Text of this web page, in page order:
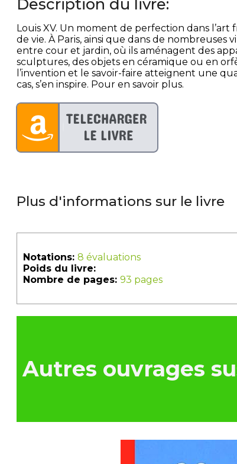
Louis XV. Un moment de perfection dans l’art
de vie. À Paris, ainsi que dans de
entre cour et jardin, où ils aménagent des
sculptures, des objets en céramique ou en
l’invention et le savoir-faire atteignent une
cas, s’en inspire. Pour en savoir plus.
Plus d'informations sur le livre
Notations: 8 évaluations
Poids du livre:
Nombre de pages: 93 pages
Autres ouvrages